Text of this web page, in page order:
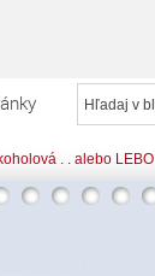
články
. . alebo LEBO